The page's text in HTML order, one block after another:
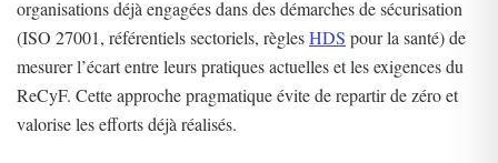
organisations déjà engagées dans des démarches de sécurisation
(ISO 27001, référentiels sectoriels, règlesHDS pour la santé) de
mesurer l’écart entre leurs pratiques actuelles et les exigences du
ReCyF. Cette approche pragmatique évite de repartir de zéro et
valorise les efforts déjà réalisés.